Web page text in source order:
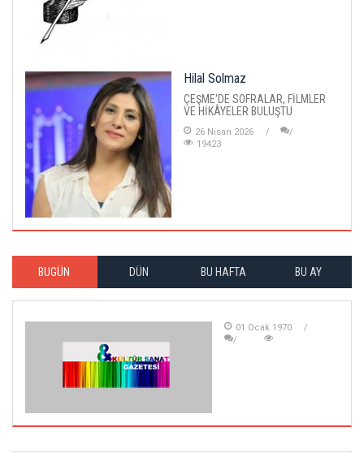
Hilal Solmaz
ÇEŞME'DE SOFRALAR, FİLMLER
VE HİKÂYELER BULUŞTU
26 Nisan 2026
19423
BUGÜN DÜN BU HAFTA BU AY
01 Ocak 1970